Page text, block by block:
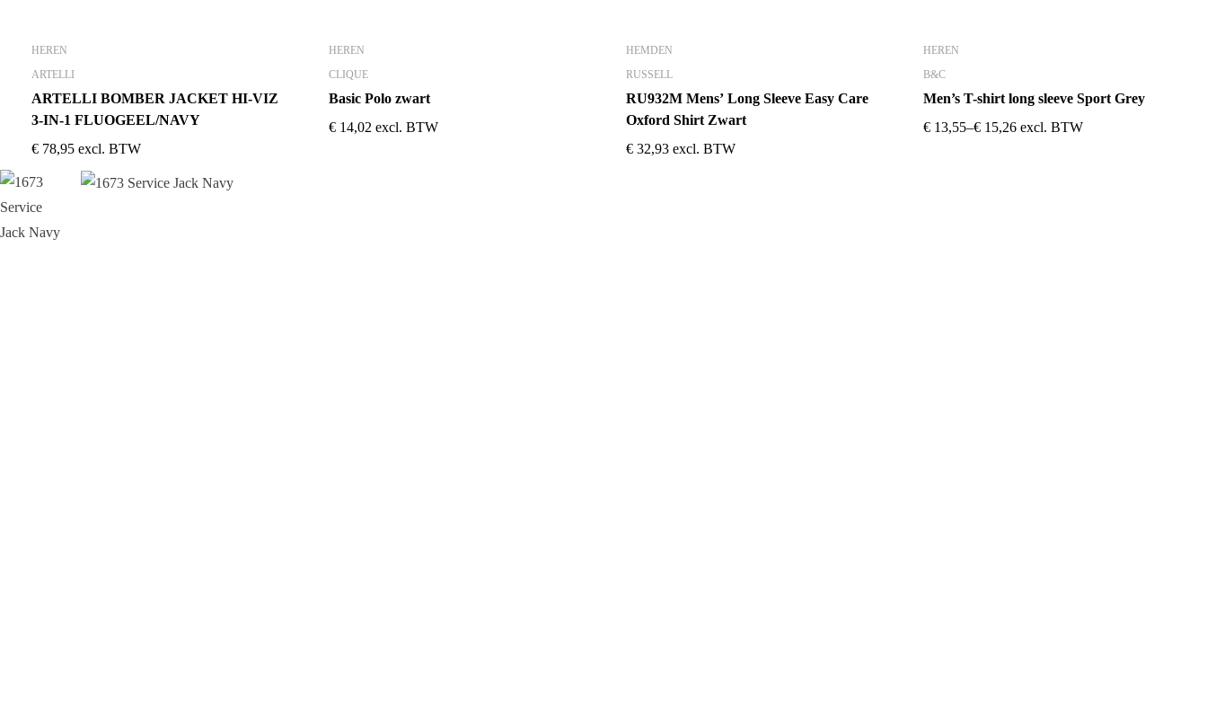
HEREN
ARTELLI
ARTELLI BOMBER JACKET HI-VIZ
3-IN-1 FLUOGEEL/NAVY
€ 78,95 excl. BTW
HEREN
CLIQUE
Basic Polo zwart
€ 14,02 excl. BTW
HEMDEN
RUSSELL
RU932M Mens’ Long Sleeve Easy Care
Oxford Shirt Zwart
€ 32,93 excl. BTW
HEREN
B&C
Men’s T-shirt long sleeve Sport Grey
€ 13,55–€ 15,26 excl. BTW